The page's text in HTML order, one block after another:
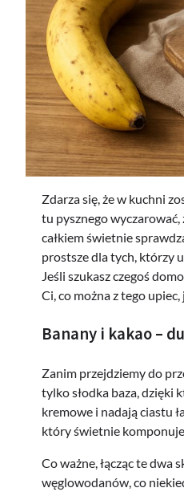
Zdarza się, że w kuchni
tu pysznego
całkiem świetnie
prostsze dla tych, którzy
Jeśli szukasz czegoś
Ci, co można z tego
Banany i kakao –
Zanim przejdziemy do
tylko słodka baza, dzięki
kremowe i nadają ciastu
który świetnie
Co ważne, łącząc te dwa
węglowodanów, co